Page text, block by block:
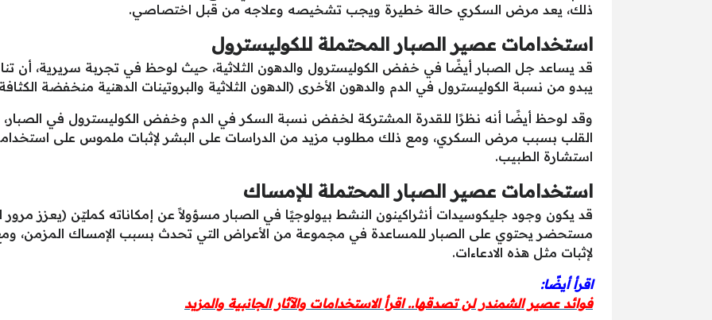
ذلك، يعد مرض السكري حالة خطيرة ويجب تشخيصه وعلاجه من قبل اختصاصي.
استخدامات عصير الصبار المحتملة للكوليسترول
قد يساعد جل الصبار أيضًا في خفض الكوليسترول والدهون الثلاثية، حيث لوحظ في تجربة سريرية، أن
يبدو من نسبة الكوليسترول في الدم والدهون الأخرى (الدهون الثلاثية والبروتينات الدهنية منخفضة
وقد لوحظ أيضًا أنه نظرًا للقدرة المشتركة لخفض نسبة السكر في الدم وخفض الكوليسترول في
القلب بسبب مرض السكري، ومع ذلك مطلوب مزيد من الدراسات على البشر لإثبات ملموس على
استشارة الطبيب.
استخدامات عصير الصبار المحتملة للإمساك
قد يكون وجود جليكوسيدات أنثراكينون النشط بيولوجيًا في الصبار مسؤولاً عن إمكاناته كمليّن (يعزز مرور
مستحضر يحتوي على الصبار للمساعدة في مجموعة من الأعراض التي تحدث بسبب الإمساك المزمن،
لإثبات مثل هذه الادعاءات.
اقرأ أيضًا:
فوائد عصير الشمندر لن تصدقها.. اقرأ الاستخدامات والآثار الجانبية والمزيد